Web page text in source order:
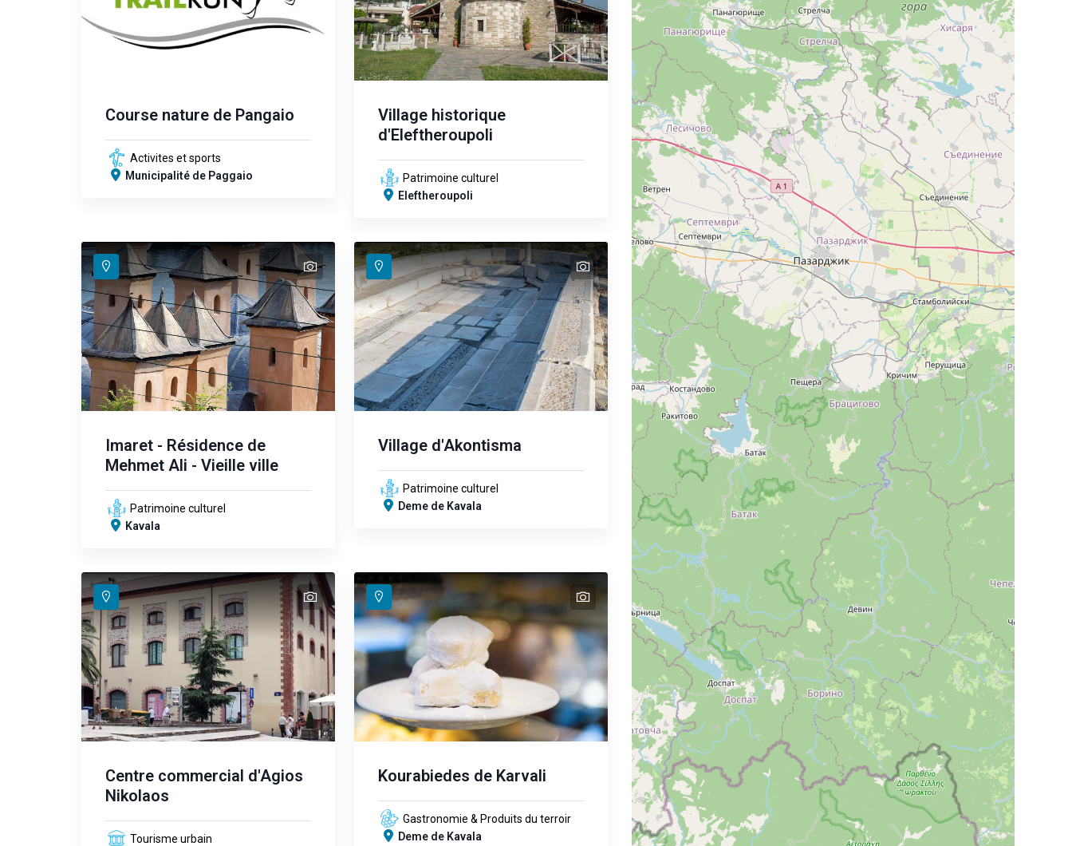
Course nature de Pangaio
Activites et sports
Municipalité de Paggaio
Village historique
d'Eleftheroupoli
Patrimoine culturel
Eleftheroupoli
text
text
Imaret - Résidence de
Mehmet Ali - Vieille ville
Patrimoine culturel
Kavala
text
text
text
Village d'Akontisma
Patrimoine culturel
Deme de Kavala
text
text
Centre commercial d'Agios
Nikolaos
Tourisme urbain
text
Kourabiedes de Karvali
Gastronomie & Produits du terroir
Deme de Kavala